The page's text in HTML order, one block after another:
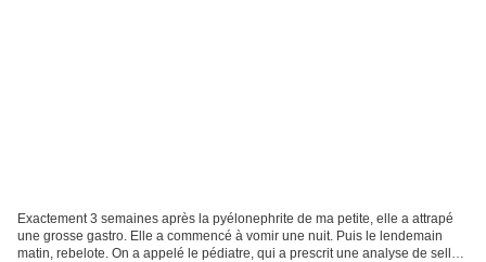
Exactement 3 semaines après la pyélonephrite de ma petite, elle a attrapé
une grosse gastro. Elle a commencé à vomir une nuit. Puis le lendemain
matin, rebelote. On a appelé le pédiatre, qui a prescrit une analyse de selles.